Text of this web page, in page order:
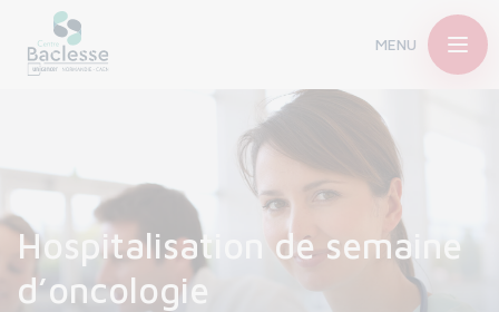
MENU
Hospitalisation de semaine
d’oncologie